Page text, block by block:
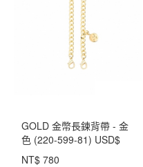
GOLD 金幣長鍊背帶 - 金
色 (220-599-81) USD$
26.9
NT$ 780